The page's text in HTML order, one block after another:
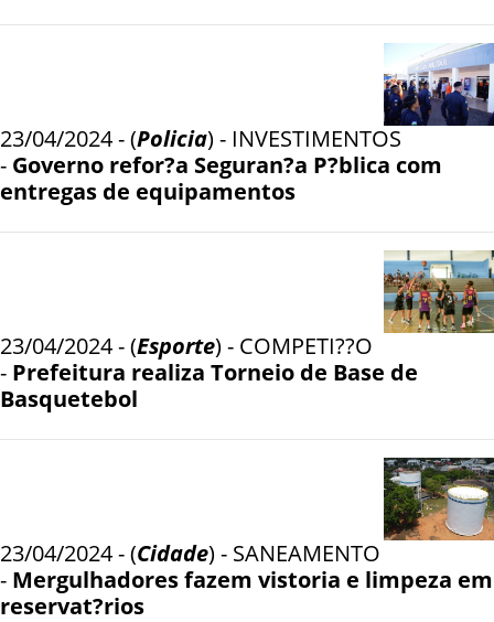
23/04/2024 - (Policia) - INVESTIMENTOS
- Governo refor?a Seguran?a P?blica com
entregas de equipamentos
23/04/2024 - (Esporte) - COMPETI??O
- Prefeitura realiza Torneio de Base de
Basquetebol
23/04/2024 - (Cidade) - SANEAMENTO
- Mergulhadores fazem vistoria e limpeza em
reservat?rios